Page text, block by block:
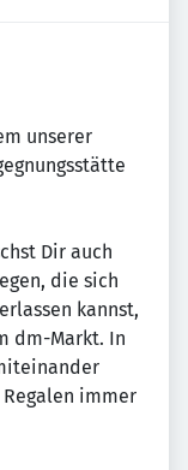
unserer
Dir auch
die sich
kannst,
dm-Markt. In
immer